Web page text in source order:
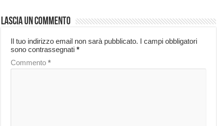
Lascia un commento
Il tuo indirizzo email non sarà pubblicato. I campi obbligatori
sono contrassegnati*
Commento*